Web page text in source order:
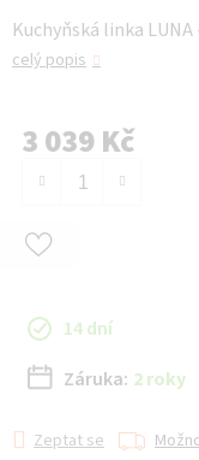
Kuchyňská linka
celý popis
3 039 Kč
14 dní
Záruka: 2 roky
Zeptat se